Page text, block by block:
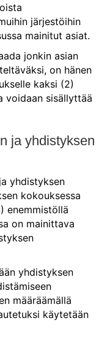
järjestöihin
mainitut asiat.
jonkin asian
on hänen
kaksi (2)
voidaan sisällyttää
ja yhdistyksen
yhdistyksen
kokouksessa
enemmistöllä
on mainittava
yhdistyksen
määräämällä
käytetään